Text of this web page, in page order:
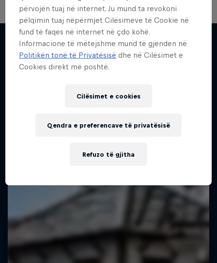
Më shumë si kjo
Desi Breaks
10 years of Red Bull BC One Cypher India
përvojën tuaj në internet. Ju mund ta revokoni
pëlqimin tuaj nëpërmjet Cilësimeve të Cookie në
fund të faqes në internet në çdo kohë.
Informacione të mëtejshme mund të gjenden në
Politikën tonë të Privatësisë dhe në Cilësimet e
Cookies direkt më poshtë.
Cilësimet e cookies
Refuzo të gjitha
Qendra e preferencave të privatësisë